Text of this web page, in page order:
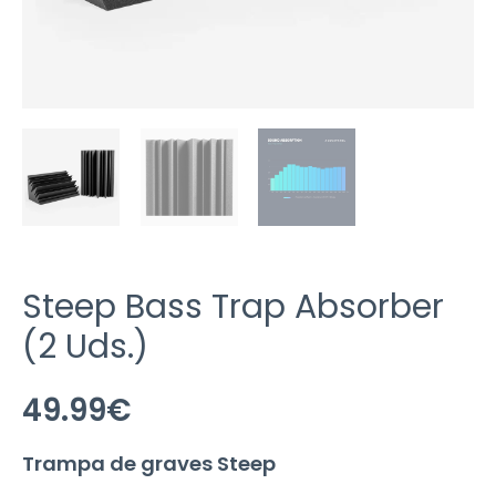
Steep Bass Trap Absorber
(2 Uds.)
49.99€
Trampa de graves Steep